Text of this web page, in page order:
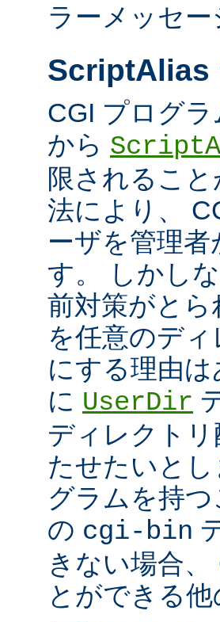
ラーメッセ
ScriptAlias
CGI プログ
から
限されるこ
法により、
ーザを管理
す。 しかし
前対策がと
を任意のデ
にする理由
に UserDir
ディレクト
たせたいと
グラムを持
の cgi-bin
きない場合
とができる